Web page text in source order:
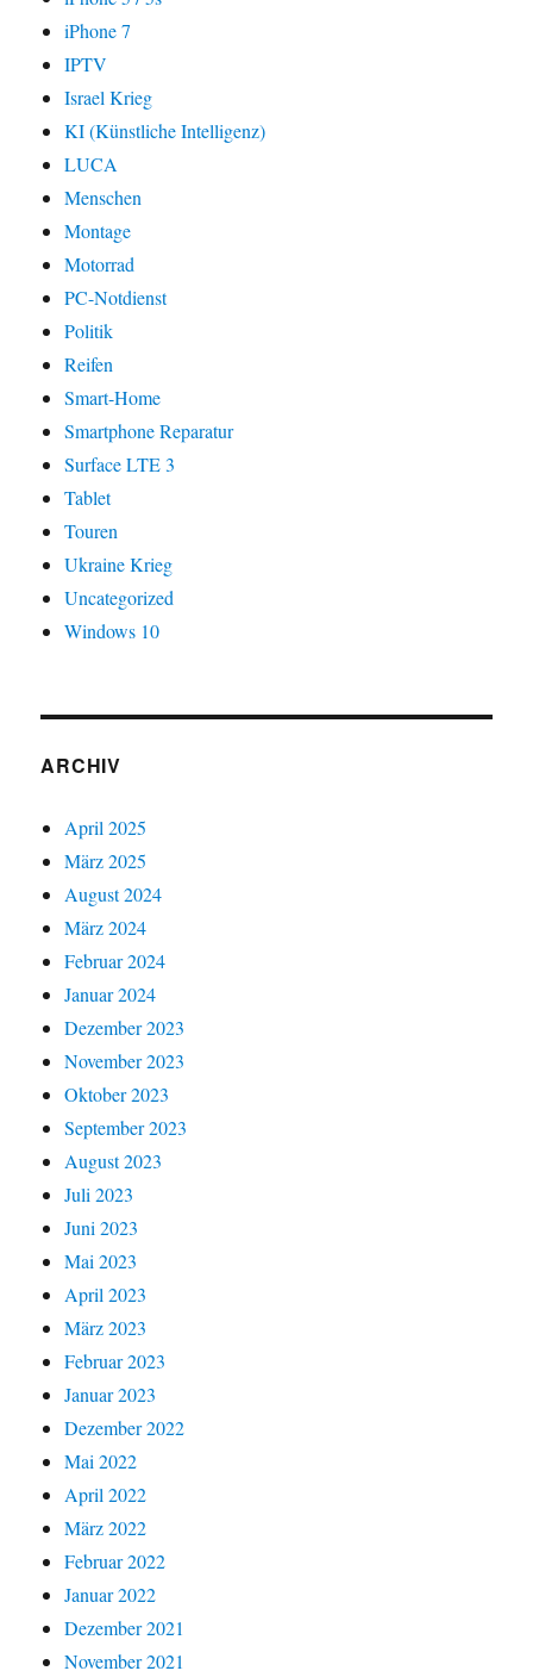
iPhone 7
IPTV
Israel Krieg
KI (Künstliche Intelligenz)
LUCA
Menschen
Montage
Motorrad
PC-Notdienst
Politik
Reifen
Smart-Home
Smartphone Reparatur
Surface LTE 3
Tablet
Touren
Ukraine Krieg
Uncategorized
Windows 10
ARCHIV
April 2025
März 2025
August 2024
März 2024
Februar 2024
Januar 2024
Dezember 2023
November 2023
Oktober 2023
September 2023
August 2023
Juli 2023
Juni 2023
Mai 2023
April 2023
März 2023
Februar 2023
Januar 2023
Dezember 2022
Mai 2022
April 2022
März 2022
Februar 2022
Januar 2022
Dezember 2021
November 2021